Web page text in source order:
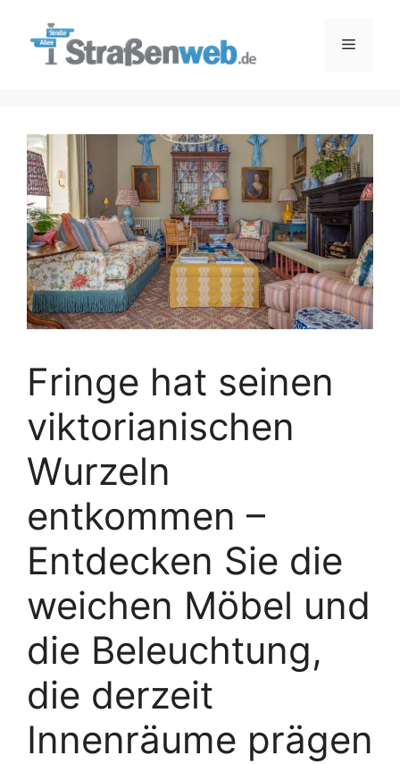
Menü
Fringe hat seinen
viktorianischen
Wurzeln
entkommen –
Entdecken Sie die
weichen Möbel und
die Beleuchtung,
die derzeit
Innenräume prägen